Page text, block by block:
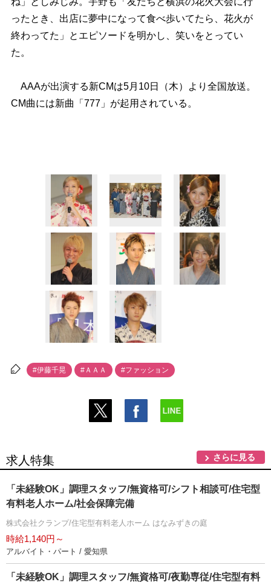
ったとき、出店に夢中になって食べ歩いてたら、花火が
終わってた」とエピソードを明かし、笑いをとってい
た。
AAAが出演する新CMは5月10日（木）より全国放送。
CM曲には新曲「777」が起用されている。
#伊藤千晃 #ＡＡＡ #ファッション
求人特集 さらに見る
「未経験OK」調理スタッフ/無資格可/シフト相談可/住宅型
有料老人ホーム/社会保障完備
株式会社クランプ/住宅型有料老人ホーム はなみずきの庭
時給1,140円～
アルバイト・パート / 愛知県
「未経験OK」調理スタッフ/無資格可/夜勤専従/住宅型有料